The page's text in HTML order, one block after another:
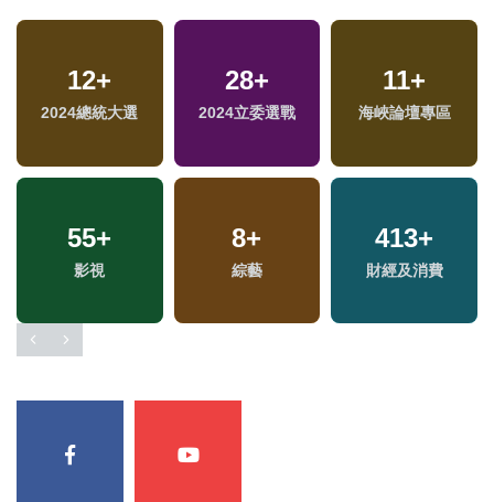
12+
2024總統大選
28+
2024立委選戰
11+
海峽論壇專區
55+
影視
8+
綜藝
413+
財經及消費